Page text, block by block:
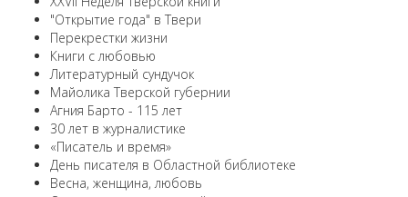
"Открытие года" в Твери
Перекрестки жизни
Книги с любовью
Литературный сундучок
Майолика Тверской губернии
Агния Барто - 115 лет
30 лет в журналистике
«Писатель и время»
День писателя в Областной библиотеке
Весна, женщина, любовь